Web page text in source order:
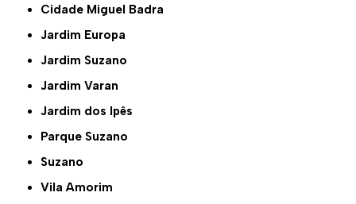
Cidade Miguel Badra
Jardim Europa
Jardim Suzano
Jardim Varan
Jardim dos Ipês
Parque Suzano
Suzano
Vila Amorim